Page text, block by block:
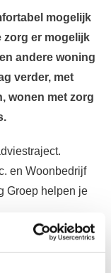
mogelijk
zorg er mogelijk
andere woning
verder, met
wonen met zorg
en Woonbedrijf
Groep helpen je